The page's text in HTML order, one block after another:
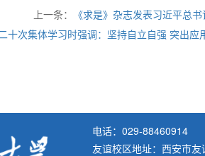
上一条：
《求是》杂志发表习近平总
十次集体学习时强调：坚持自立自强 突出
电话：029-88460914
友谊校区地址：西安市